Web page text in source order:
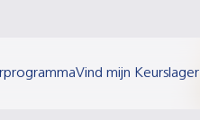
Vind mijn Keurslager